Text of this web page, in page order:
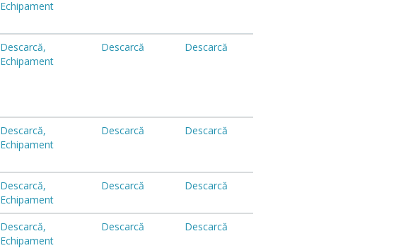
Echipament
Descarcă,
Echipament
Descarcă Descarcă
Descarcă,
Echipament
Descarcă Descarcă
Descarcă,
Echipament
Descarcă Descarcă
Descarcă,
Echipament
Descarcă Descarcă